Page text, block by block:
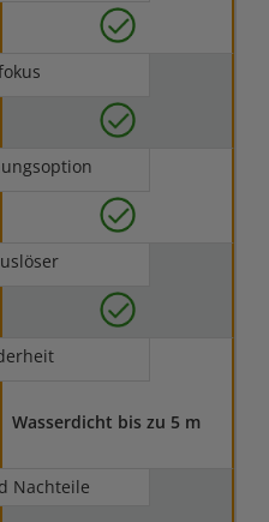
Wasserdicht bis zu 5 m
Nachteile